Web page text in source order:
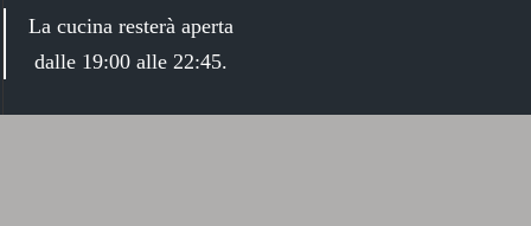
La cucina resterà aperta
dalle 19:00 alle 22:45.